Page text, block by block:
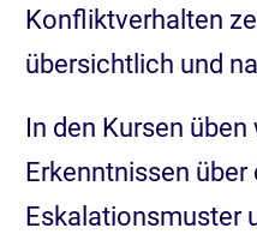
Konfliktverhalten
übersichtlich und
In den Kursen
Erkenntnissen über
Eskalationsmuster